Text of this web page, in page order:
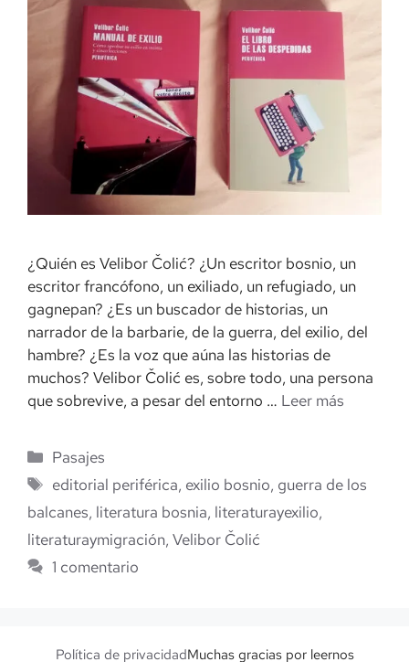
¿Quién es Velibor Čolić? ¿Un escritor bosnio, un
escritor francófono, un exiliado, un refugiado, un
gagnepan? ¿Es un buscador de historias, un
narrador de la barbarie, de la guerra, del exilio, del
hambre? ¿Es la voz que aúna las historias de
muchos? Velibor Čolić es, sobre todo, una persona
que sobrevive, a pesar del entorno … Leer más
Categorías
Pasajes
Etiquetas
editorial periférica, exilio bosnio, guerra de los
balcanes, literatura bosnia, literaturayexilio,
literaturaymigración, Velibor Čolić
1 comentario
Política de privacidadMuchas gracias por leernos